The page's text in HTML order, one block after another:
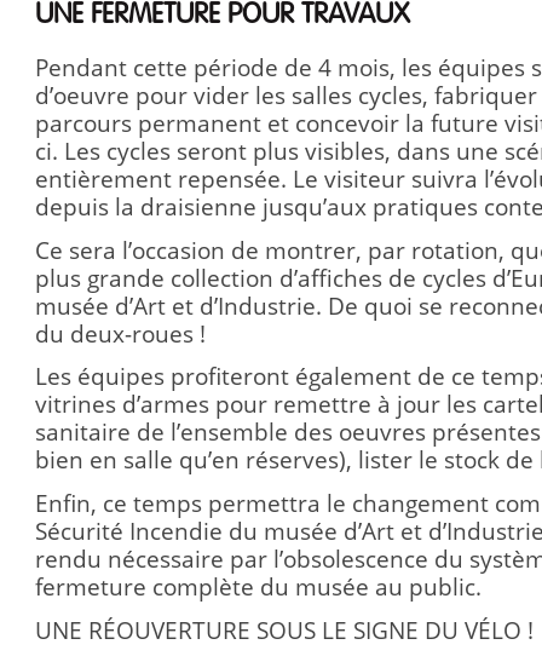
UNE FERMETURE POUR TRAVAUX
Pendant cette période de 4 mois, les équipes
d’oeuvre pour vider les salles cycles,
parcours permanent et concevoir la future
ci. Les cycles seront plus visibles, dans une
entièrement repensée. Le visiteur suivra
depuis la draisienne jusqu’aux pratiques
Ce sera l’occasion de montrer, par rotation,
plus grande collection d’affiches de cycles
musée d’Art et d’Industrie. De quoi se
du deux-roues !
Les équipes profiteront également de ce
vitrines d’armes pour remettre à jour les
sanitaire de l’ensemble des oeuvres
bien en salle qu’en réserves), lister le stock
Enfin, ce temps permettra le changement
Sécurité Incendie du musée d’Art et
rendu nécessaire par l’obsolescence du
fermeture complète du musée au public.
UNE RÉOUVERTURE SOUS LE SIGNE DU VÉLO !